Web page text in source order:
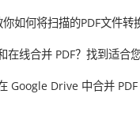
如何将扫描的PDF文件转
在线合并 PDF？找到适合
Google Drive 中合并